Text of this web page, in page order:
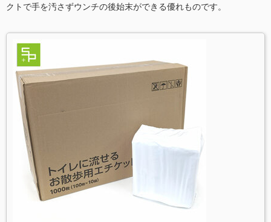
クトで手を汚さずウンチの後始末ができる優れものです。